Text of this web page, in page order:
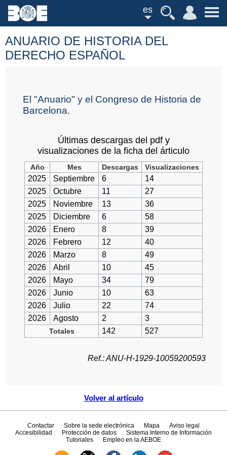
es
Volver al artículo
ANUARIO DE HISTORIA DEL
DERECHO ESPAÑOL
El "Anuario" y el Congreso de Historia de
Barcelona.
Últimas descargas del pdf y
visualizaciones de la ficha del árticulo
Año Mes Descargas Visualizaciones
2025 Septiembre 6
14
2025
Octubre 11
27
2025
Noviembre 13
36
2025
Diciembre 6
58
2026
Enero 8
39
2026
Febrero 12
40
2026
Marzo 8
49
2026
Abril 10
45
2026
Mayo 34
79
2026
Junio 10
63
2026
Julio 22
74
2026
Agosto 2 3
Totales 142 527
Ref.: ANU-H-1929-10059200593
Contactar Sobre la sede electrónica Mapa
Aviso legal
Accesibilidad
Protección de datos
Sistema Interno de Información
Tutoriales
Empleo en la AEBOE